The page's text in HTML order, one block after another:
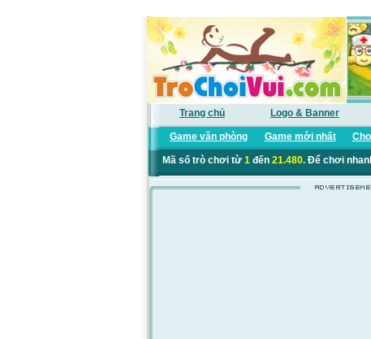
Trang chủ Logo & Banner
Game văn phòng
Game mới nhất
Mã số trò chơi từ 1đến 21.480. Để chơi